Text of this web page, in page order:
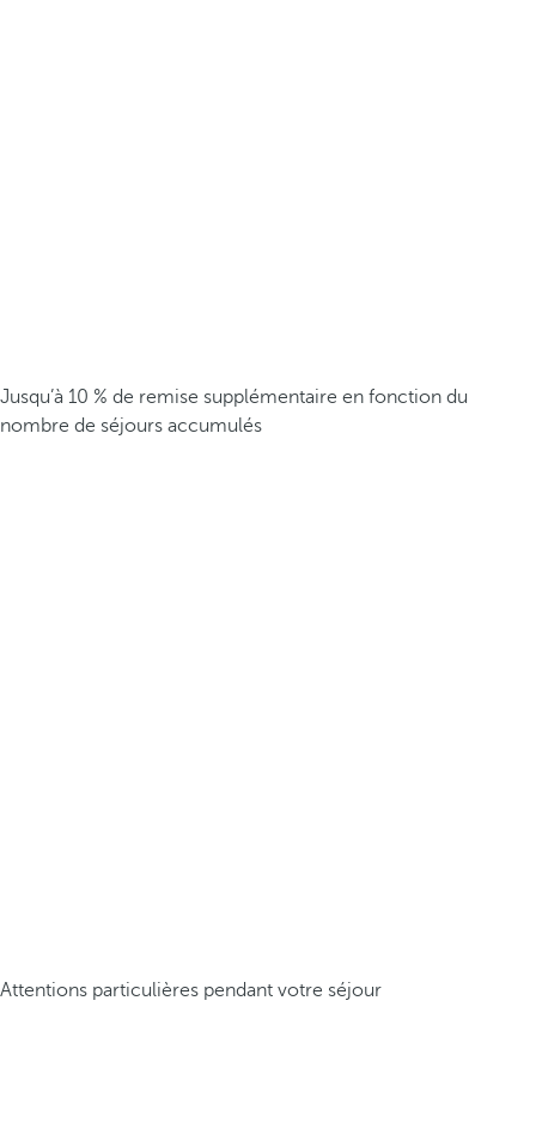
Jusqu’à 10 % de remise supplémentaire en fonction du
nombre de séjours accumulés
Attentions particulières pendant votre séjour